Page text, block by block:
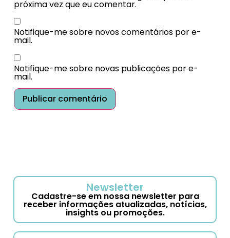
próxima vez que eu comentar.
Notifique-me sobre novos comentários por e-
mail.
Notifique-me sobre novas publicações por e-
mail.
Newsletter
Cadastre-se em nossa newsletter para
receber informações atualizadas, notícias,
insights ou promoções.